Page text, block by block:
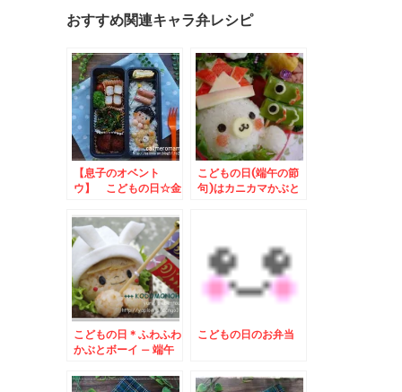
おすすめ関連キャラ弁レシピ
【息子のオベント
ウ】 こどもの日☆金
こどもの日(端午の節
句)はカニカマかぶと
こどもの日＊ふわふわ
かぶとボーイ – 端午
で作った兜弁★
こどもの日のお弁当